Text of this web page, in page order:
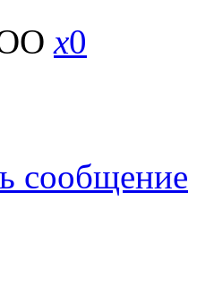
x0
сообщение